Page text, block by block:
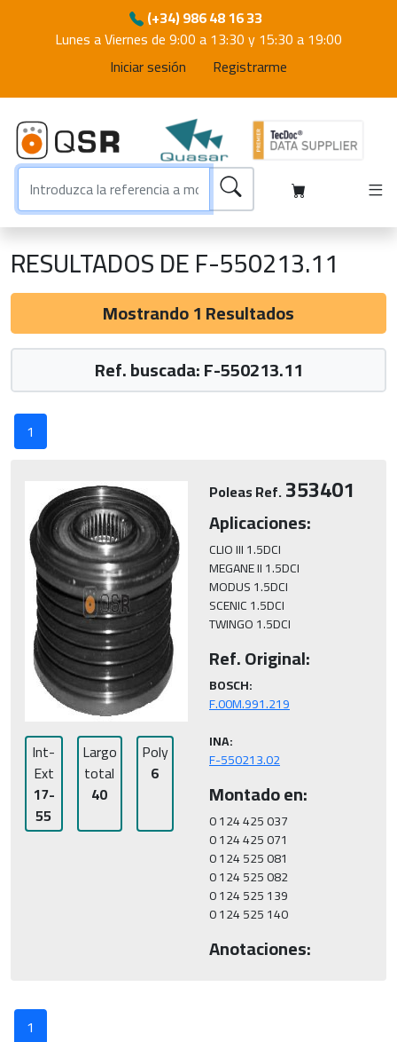
(+34) 986 48 16 33
Lunes a Viernes de 9:00 a 13:30 y 15:30 a 19:00
Iniciar sesión
Registrarme
RESULTADOS DE F-550213.11
Mostrando 1 Resultados
Ref. buscada: F-550213.11
1
Int-
Ext
17-
55
Largo
total
40
Poly
6
Poleas Ref.353401
Aplicaciones:
CLIO III 1.5DCI
MEGANE II 1.5DCI
MODUS 1.5DCI
SCENIC 1.5DCI
TWINGO 1.5DCI
Ref. Original:
BOSCH:
INA:
F-550213.02
Montado en:
0 124 425 037
0 124 425 071
0 124 525 081
0 124 525 082
0 124 525 139
0 124 525 140
Anotaciones:
1